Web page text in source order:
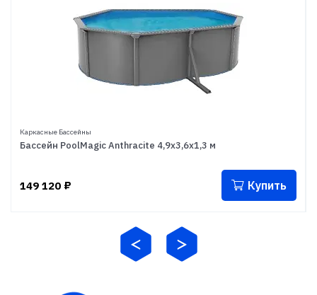
Каркасные Бассейны
Бассейн PoolMagic Anthracite 4,9x3,6x1,3 м
149 120 ₽ Купить